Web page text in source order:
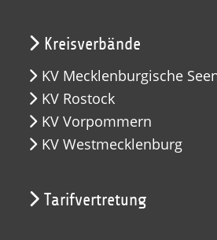
Kreisverbände
KV Mecklenburgische
KV Rostock
KV Vorpommern
KV Westmecklenburg
Tarifvertretung